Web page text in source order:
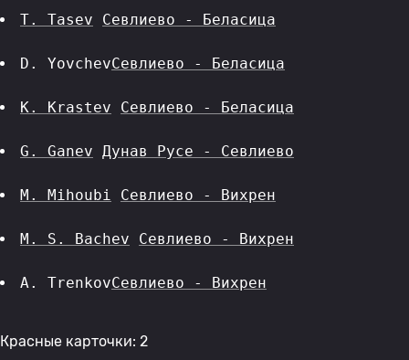
T. Tasev Севлиево - Беласица
D. YovchevСевлиево - Беласица
K. Krastev Севлиево - Беласица
G. Ganev Дунав Русе - Севлиево
M. Mihoubi Севлиево - Вихрен
M. S. Bachev Севлиево - Вихрен
A. TrenkovСевлиево - Вихрен
Красные карточки: 2